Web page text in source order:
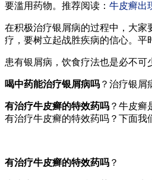
要滥用药物。推荐阅读： 牛皮癣出
在积极治疗银屑病的过程中，大
疗，要树立起战胜疾病的信心。平
患有银屑病，饮食疗法也是必不可
喝中药能治疗银屑病吗 ？治疗银屑
有治疗牛皮癣的特效药吗 ？牛皮癣
有治疗牛皮癣的特效药吗？下面我
有治疗牛皮癣的特效药吗 ？